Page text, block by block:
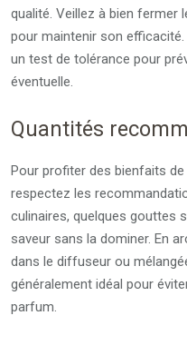
qualité. Veillez à bien fermer
pour maintenir son
un test de tolérance pour
éventuelle.
Quantités
Pour profiter des bienfaits de
respectez les
culinaires, quelques gouttes
saveur sans la dominer. En
dans le diffuseur ou
généralement idéal pour
parfum.